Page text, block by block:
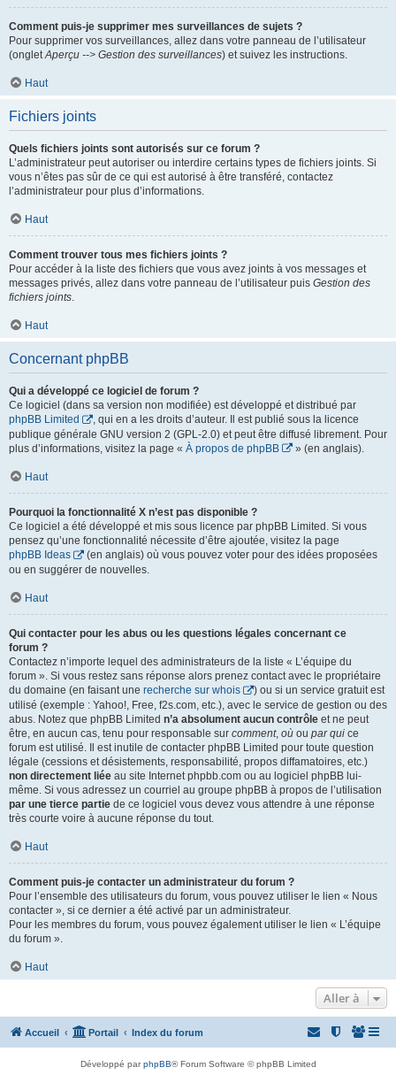
Comment puis-je supprimer mes surveillances de sujets ?
Pour supprimer vos surveillances, allez dans votre panneau de l’utilisateur
(ongletAperçu --> Gestion des surveillances) et suivez les instructions.
Haut
Fichiers joints
Quels fichiers joints sont autorisés sur ce forum ?
L’administrateur peut autoriser ou interdire certains types de fichiers joints. Si
vous n’êtes pas sûr de ce qui est autorisé à être transféré, contactez
l’administrateur pour plus d’informations.
Haut
Comment trouver tous mes fichiers joints ?
Pour accéder à la liste des fichiers que vous avez joints à vos messages et
messages privés, allez dans votre panneau de l’utilisateur puis Gestion des
fichiers joints.
Haut
Concernant phpBB
Qui a développé ce logiciel de forum ?
Ce logiciel (dans sa version non modifiée) est développé et distribué par
phpBB Limited
, qui en a les droits d’auteur. Il est publié sous la licence
publique générale GNU version 2 (GPL-2.0) et peut être diffusé librement. Pour
plus d’informations, visitez la page « À propos de phpBB » (en anglais).
Haut
Pourquoi la fonctionnalité X n’est pas disponible ?
Ce logiciel a été développé et mis sous licence par phpBB Limited. Si vous
pensez qu’une fonctionnalité nécessite d’être ajoutée, visitez la page
phpBB Ideas
(en anglais) où vous pouvez voter pour des idées proposées
ou en suggérer de nouvelles.
Haut
Qui contacter pour les abus ou les questions légales concernant ce
forum ?
Contactez n’importe lequel des administrateurs de la liste « L’équipe du
forum ». Si vous restez sans réponse alors prenez contact avec le propriétaire
du domaine (en faisant une recherche sur whois
) ou si un service gratuit est
utilisé (exemple : Yahoo!, Free, f2s.com, etc.), avec le service de gestion ou des
abus. Notez que phpBB Limited n’a absolument aucun contrôle et ne peut
être, en aucun cas, tenu pour responsable sur comment, où ou par qui ce
forum est utilisé. Il est inutile de contacter phpBB Limited pour toute question
légale (cessions et désistements, responsabilité, propos diffamatoires, etc.)
non directement liée au site Internet phpbb.com ou au logiciel phpBB lui-
même. Si vous adressez un courriel au groupe phpBB à propos de l’utilisation
par une tierce partie de ce logiciel vous devez vous attendre à une réponse
très courte voire à aucune réponse du tout.
Haut
Comment puis-je contacter un administrateur du forum ?
Pour l’ensemble des utilisateurs du forum, vous pouvez utiliser le lien « Nous
contacter », si ce dernier a été activé par un administrateur.
Pour les membres du forum, vous pouvez également utiliser le lien « L’équipe
du forum ».
Haut
Aller à
Accueil Portail Index du forum
Développé parphpBB® Forum Software © phpBB Limited